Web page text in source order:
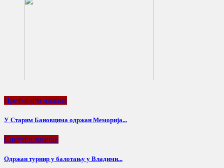
Претходни чланак
У Старим Бановцима одржан Меморија...
Следећи чланак
Одржан турнир у балотању у Владими...